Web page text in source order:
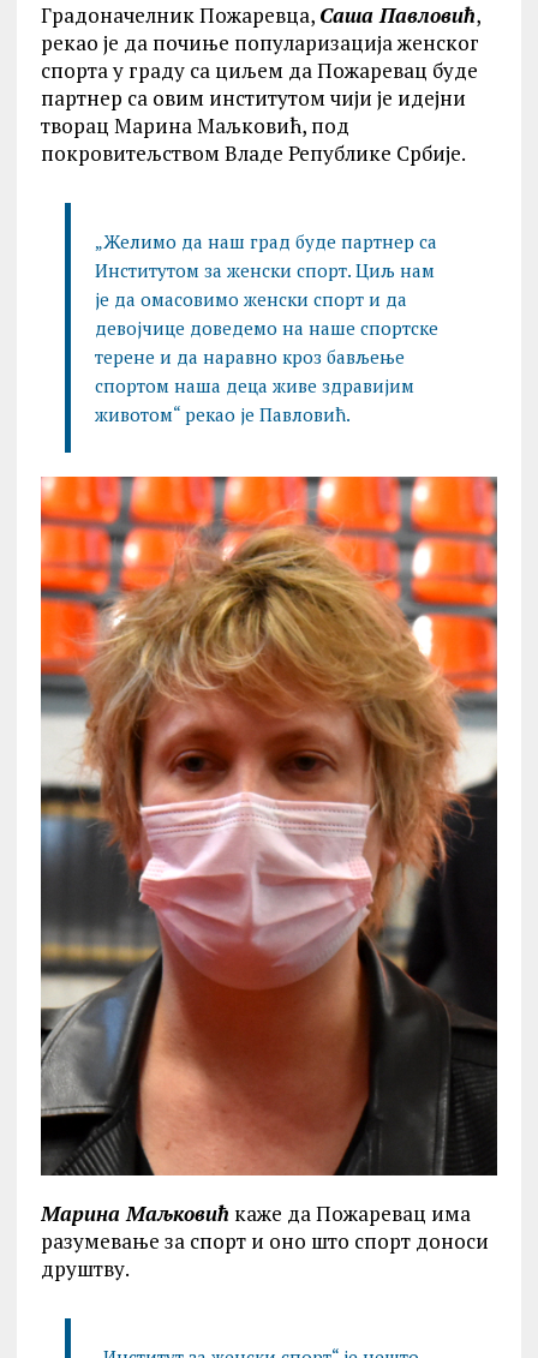
Градоначелник Пожаревца, Саша Павловић,
рекао је да почиње популаризација женског
спорта у граду са циљем да Пожаревац буде
партнер са овим институтом чији је идејни
творац Марина Маљковић, под
покровитељством Владе Републике Србије.
„Желимо да наш град буде партнер са
Институтом за женски спорт. Циљ нам
је да омасовимо женски спорт и да
девојчице доведемо на наше спортске
терене и да наравно кроз бављење
спортом наша деца живе здравијим
животом“ рекао је Павловић.
Марина Маљковић каже да Пожаревац има
разумевање за спорт и оно што спорт доноси
друштву.